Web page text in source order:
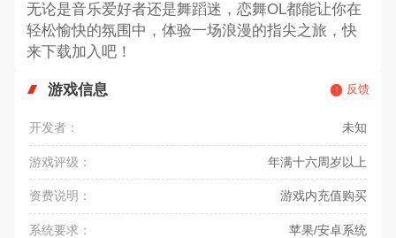
无论是音乐爱好者还是舞蹈迷，恋舞OL都能让你在
轻松愉快的氛围中，体验一场浪漫的指尖之旅，快
来下载加入吧！
游戏信息 反馈
开发者： 未知
游戏评级： 年满十六周岁以上
资费说明： 游戏内充值购买
系统要求： 苹果/安卓系统